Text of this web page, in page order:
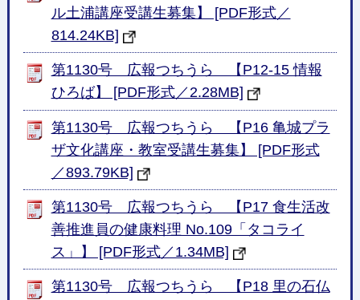
ル土浦講座受講生募集】 [PDF形式／
814.24KB]
第1130号 広報つちうら 【P12-15 情報
ひろば】 [PDF形式／2.28MB]
第1130号 広報つちうら 【P16 亀城プラ
ザ文化講座・教室受講生募集】 [PDF形式
／893.79KB]
第1130号 広報つちうら 【P17 食生活改
善推進員の健康料理 No.109「タコライ
ス」】 [PDF形式／1.34MB]
第1130号 広報つちうら 【P18 里の石仏